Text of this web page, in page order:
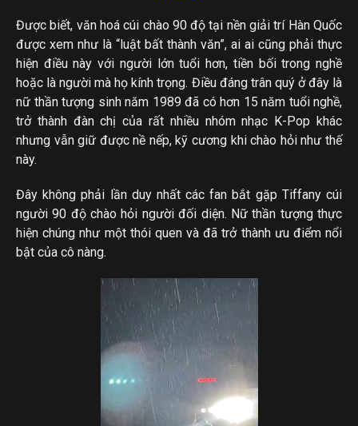
Được biết, văn hoá cúi chào 90 độ tại nền giải trí Hàn Quốc
được xem như là “luật bất thành văn”, ai ai cũng phải thực
hiện điều này với người lớn tuổi hơn, tiền bối trong nghề
hoặc là người mà họ kính trọng. Điều đáng trân quý ở đây là
nữ thần tượng sinh năm 1989 đã có hơn 15 năm tuổi nghề,
trở thành đàn chị của rất nhiều nhóm nhạc K-Pop khác
nhưng vẫn giữ được nề nếp, kỹ cương khi chào hỏi như thế
này.
Đây không phải lần duy nhất các fan bắt gặp Tiffany cúi
người 90 độ chào hỏi người đối diện. Nữ thần tượng thực
hiện chúng như một thói quen và đã trở thành ưu điểm nổi
bật của cô nàng.